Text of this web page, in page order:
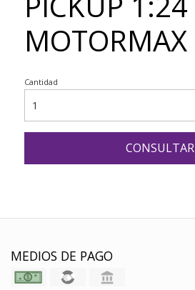
MOTORMAX
Cantidad
CONSULTAR
MEDIOS DE PAGO